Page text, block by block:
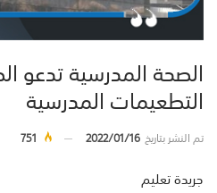
الصحة المدرسية تدعو
التطعيمات المدرسية
تم النشر بتاريخ2022/01/16
751
جريدة تعليم